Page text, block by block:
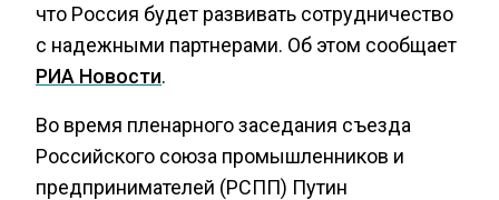
что Россия будет развивать сотрудничество
с надежными партнерами. Об этом сообщает
РИА Новости.
Во время пленарного заседания съезда
Российского союза промышленников и
предпринимателей (РСПП) Путин